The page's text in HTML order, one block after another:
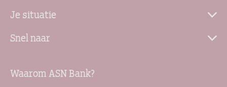
Je situatie
Snel naar
Waarom ASN Bank?